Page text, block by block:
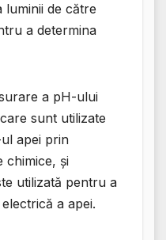
luminii de către
a determina
a pH-ului
sunt utilizate
apei prin
chimice, și
utilizată pentru a
a apei.